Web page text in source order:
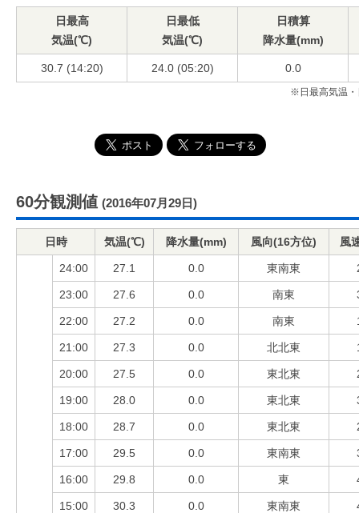
日最高
気温(℃)
日最低
気温(℃)
日積算
降水量(mm)
30.7 (14:20) 24.0 (05:20) 0.0
※日最高気温・
60分観測値 (2016年07月29日)
日時 気温(℃) 降水量(mm) 風向(16方位) 風
24:00 27.1 0.0 東南東
23:00 27.6 0.0 南東
22:00 27.2 0.0 南東
21:00 27.3 0.0 北北東
20:00 27.5 0.0 東北東
19:00 28.0 0.0 東北東
18:00 28.7 0.0 東北東
17:00 29.5 0.0 東南東
16:00 29.8 0.0 東
15:00 30.3 0.0 東南東